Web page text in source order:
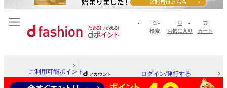
検索 お気に入り カート
ご利用可能ポイント ログイン/発行する